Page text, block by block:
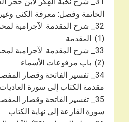
الخاتمة وفصل: معرفة الكنى
32_ شرح المقدمة الآجرامية
(1): المقدمة
33_ شرح المقدمة الآجرامية
(2): باب مرفوعات الأسماء
مقدمة الكتاب إلى سورة العاديات
سورة القارعة إلى نهاية الكتاب